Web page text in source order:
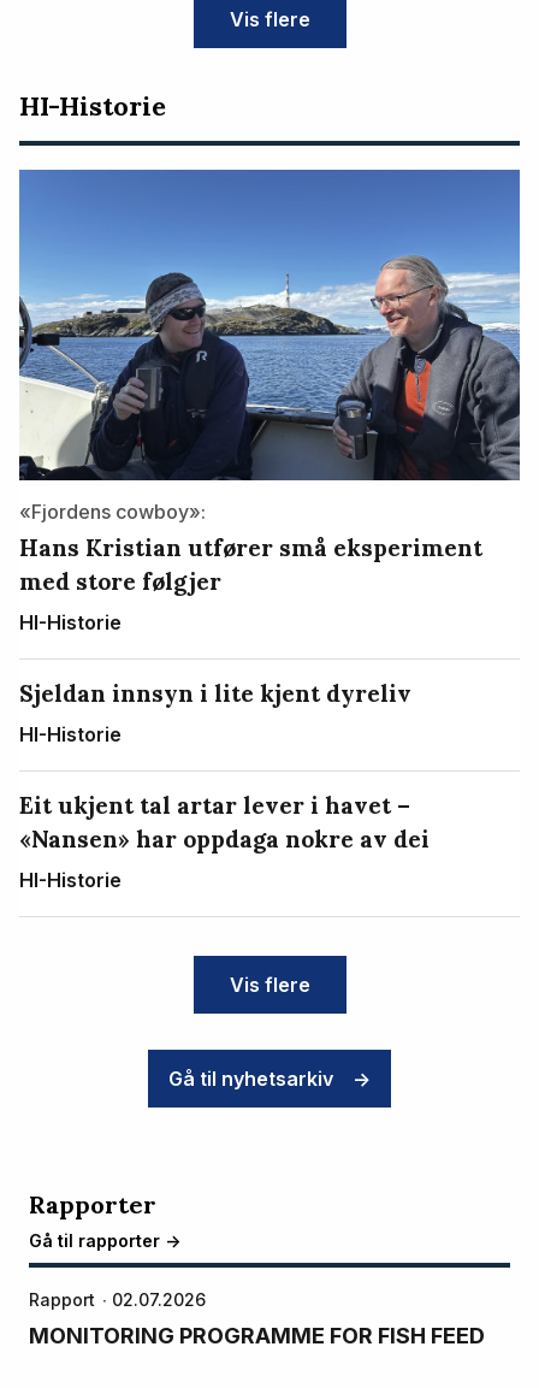
Vis flere
HI-Historie
«Fjordens cowboy»:
Hans Kristian utfører små eksperiment
med store følgjer
HI-Historie
Sjeldan innsyn i lite kjent dyreliv
HI-Historie
Eit ukjent tal artar lever i havet –
«Nansen» har oppdaga nokre av dei
HI-Historie
Vis flere
Gå til nyhetsarkiv ->
Rapporter
Gå til rapporter ->
Rapport 02.07.2026
MONITORING PROGRAMME FOR FISH FEED